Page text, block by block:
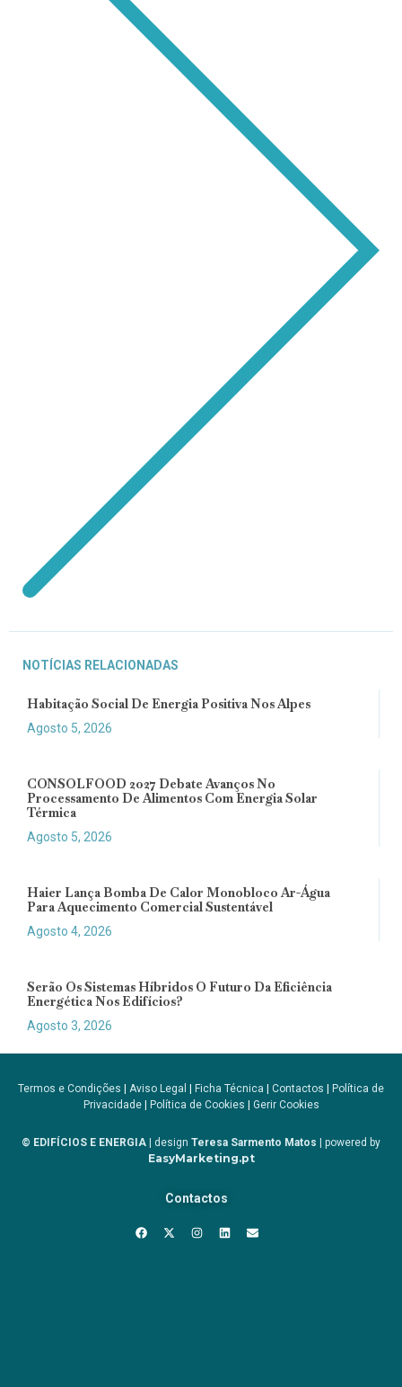
NOTÍCIAS RELACIONADAS
Habitação Social De Energia Positiva Nos Alpes
Agosto 5, 2026
CONSOLFOOD 2027 Debate Avanços No
Processamento De Alimentos Com Energia Solar
Térmica
Agosto 5, 2026
Haier Lança Bomba De Calor Monobloco Ar-Água
Para Aquecimento Comercial Sustentável
Agosto 4, 2026
Serão Os Sistemas Híbridos O Futuro Da Eficiência
Energética Nos Edifícios?
Agosto 3, 2026
Termos e Condições Aviso Legal Ficha Técnica Contactos
Política de
Privacidade| Política de Cookies Gerir Cookies
© EDIFÍCIOS E ENERGIA | design Teresa Sarmento Matos | powered by
EasyMarketing.pt
Contactos